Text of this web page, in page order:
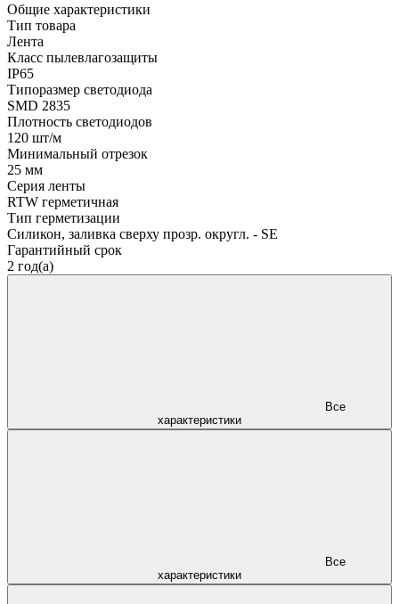
Общие характеристики
Тип товара
Лента
Класс пылевлагозащиты
IP65
Типоразмер светодиода
SMD 2835
Плотность светодиодов
120 шт/м
Минимальный отрезок
25 мм
Серия ленты
RTW герметичная
Тип герметизации
Силикон, заливка сверху прозр. округл. - SE
Гарантийный срок
2 год(а)
характеристики
характеристики